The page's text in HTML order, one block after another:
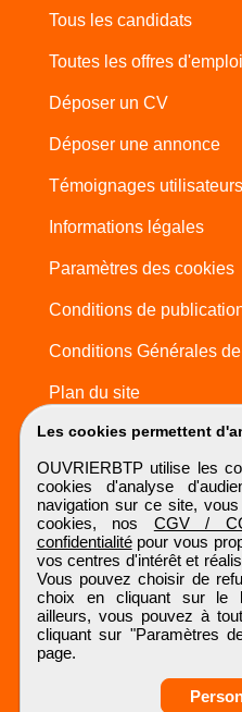
Les cookies permettent
OUVRIERBTP utilise les
cookies d'analyse
navigation sur ce site,
cookies, nos CGV /
confidentialitépour vous
vos centres d'intérêt et
Vous pouvez choisir de
choix en cliquant sur le
ailleurs, vous pouvez à
cliquant sur "Paramètres
page.
Tous les candidats
Toutes les offres d'emploi
Déposer un CV
Déposer une annonce
Témoignages utilisateurs
Informations légales
Paramètres des cookies
Conditions de
Conditions Générales
Plan du site